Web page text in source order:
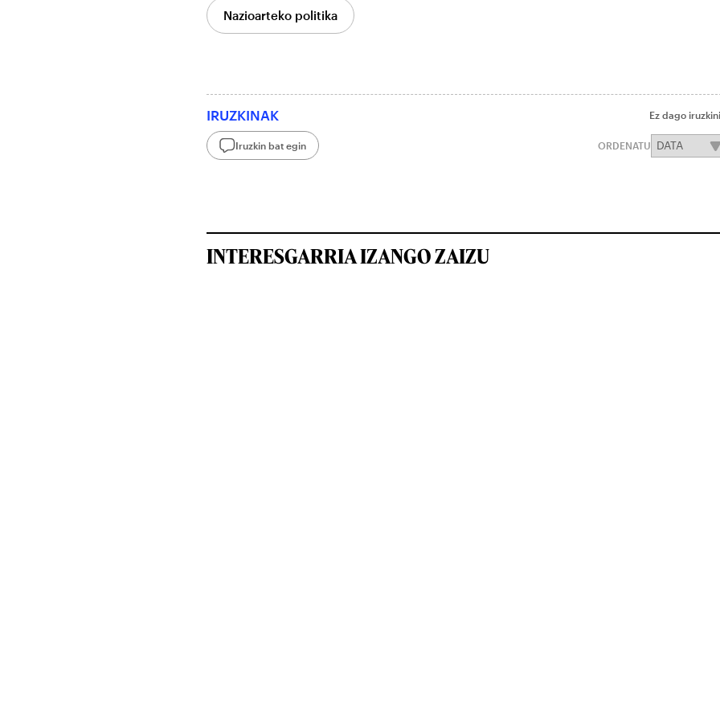
Nazioarteko politika
IRUZKINAK Ez dago
Iruzkin bat egin ORDENATU
INTERESGARRIA IZANGO ZAIZU